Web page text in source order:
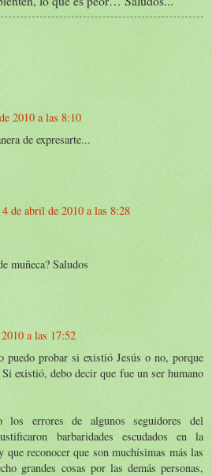
2010 a las 8:10
de expresarte...
4 de abril de 2010 a las 8:28
muñeca? Saludos
a las 17:52
puedo probar si existió Jesús o no, porque
existió, debo decir que fue un ser humano
los errores de algunos seguidores del
barbaridades escudados en la
que reconocer que son muchísimas más las
grandes cosas por las demás personas,